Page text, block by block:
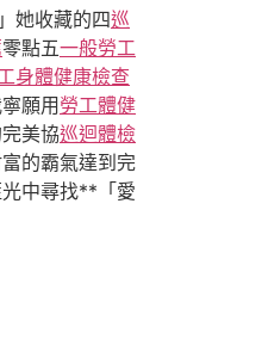
她收藏的四巡
零點五一般勞工
身體健康檢查
願用 勞工體健
美協巡迴體檢
的霸氣達到完
中尋找**「愛